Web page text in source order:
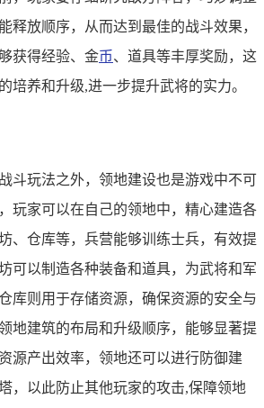
释放顺序，从而达到最佳的战斗效果，
获得经验、金币、道具等丰厚奖励，这
培养和升级,进一步提升武将的实力。
斗玩法之外，领地建设也是游戏中不可
玩家可以在自己的领地中，精心建造各
、仓库等，兵营能够训练士兵，有效提
可以制造各种装备和道具，为武将和军
库则用于存储资源，确保资源的安全与
地建筑的布局和升级顺序，能够显著提
源产出效率，领地还可以进行防御建
，以此防止其他玩家的攻击,保障领地